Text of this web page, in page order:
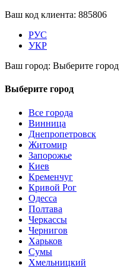
Ваш код клиента: 885806
РУС
УКР
Ваш город: Выберите город
Выберите город
Все города
Винница
Днепропетровск
Житомир
Запорожье
Киев
Кременчуг
Кривой Рог
Одесса
Полтава
Черкассы
Чернигов
Харьков
Сумы
Хмельницкий